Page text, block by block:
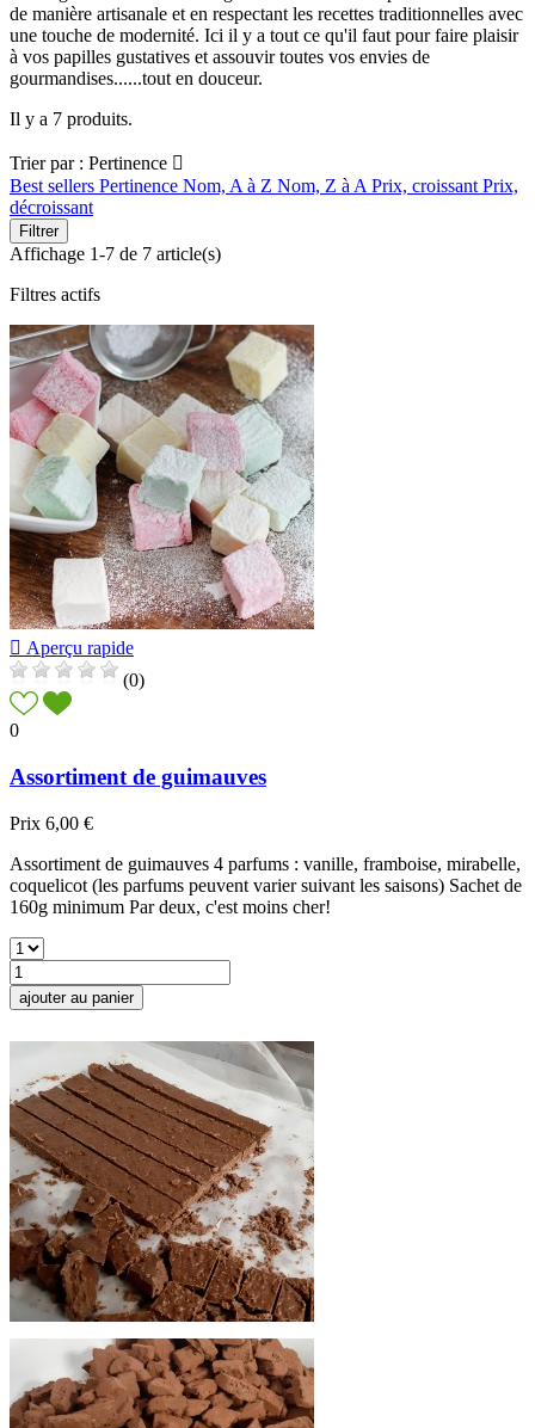
de manière artisanale et en respectant les recettes traditionnelles avec
une touche de modernité. Ici il y a tout ce qu'il faut pour faire plaisir
à vos papilles gustatives et assouvir toutes vos envies de
gourmandises......tout en douceur.
Il y a 7 produits.
Trier par : Pertinence 
Best sellers Pertinence Nom, A à Z Nom, Z à APrix, croissantPrix,
décroissant
Filtrer
Affichage 1-7 de 7 article(s)
Filtres actifs
 Aperçu rapide
(0)
0
Assortiment de guimauves
Prix 6,00 €
Assortiment de guimauves 4 parfums : vanille, framboise, mirabelle,
coquelicot (les parfums peuvent varier suivant les saisons) Sachet de
160g minimum Par deux, c'est moins cher!
ajouter au panier